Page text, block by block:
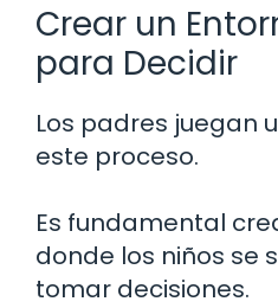
Crear un
para Decidir
Los padres juegan
este proceso.
Es fundamental
donde los niños se
tomar decisiones.